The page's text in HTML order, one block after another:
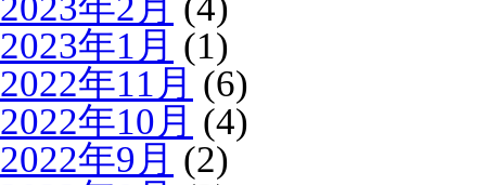
2023年1月 (1)
2022年11月 (6)
2022年10月 (4)
2022年9月 (2)